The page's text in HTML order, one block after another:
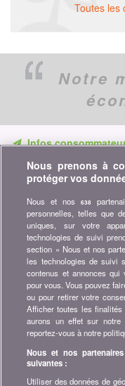
Toutes les
Notre
Infos
Ne ratez aucune
comparatifs, conseils et
l'assurance, la finance,
Abonnez-vous à la
Rejoignez la
Restez à l'affût,
économiser sur :
A propos de
Nous prenons à
protéger vos
Nous et nos638
personnelles, telles que
uniques, sur votre
technologies de suivi
section « Nous et nos
les technologies de suivi
contenus et annonces qui
pour vous. Vous pouvez
ou pour retirer votre
Afficher toutes les
aurons un effet sur notre
reportez-vous à notre
Nous et nos
suivantes :
Utiliser des données de